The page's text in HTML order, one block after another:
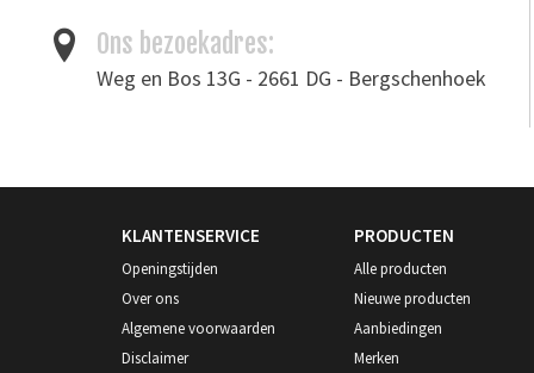
Ons bezoekadres:
Weg en Bos 13G - 2661 DG - Bergschenhoek
KLANTENSERVICE
Openingstijden
Over ons
Algemene voorwaarden
Disclaimer
PRODUCTEN
Alle producten
Nieuwe producten
Aanbiedingen
Merken